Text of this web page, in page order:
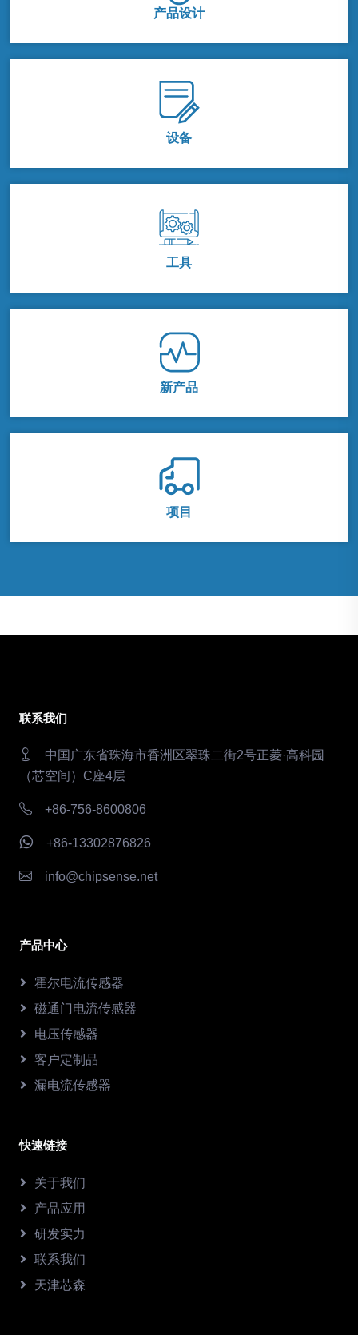
产品设计
设备
工具
新产品
项目
联系我们
中国广东省珠海市香洲区翠珠二街2号正菱·高科园
（芯空间）C座4层
+86-756-8600806
+86-13302876826
info@chipsense.net
产品中心
霍尔电流传感器
磁通门电流传感器
电压传感器
客户定制品
漏电流传感器
快速链接
关于我们
产品应用
研发实力
联系我们
天津芯森